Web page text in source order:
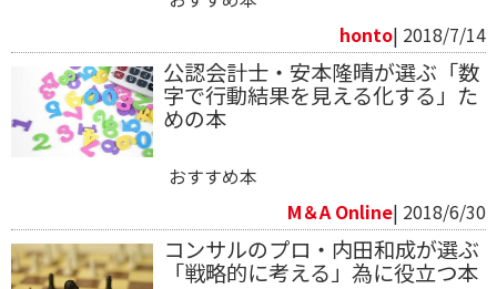
honto| 2018/7/14
公認会計士・安本隆晴が選ぶ「数
字で行動結果を見える化する」た
めの本
おすすめ本
M＆A Online| 2018/6/30
コンサルのプロ・内田和成が選ぶ
「戦略的に考える」為に役立つ本